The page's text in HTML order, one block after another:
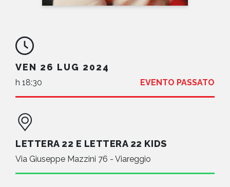
VEN 26 LUG 2024
h 18:30 EVENTO PASSATO
LETTERA 22 E LETTERA 22 KIDS
Via Giuseppe Mazzini 76 - Viareggio